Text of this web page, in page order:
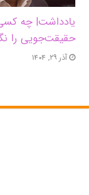
یادداشت| ‌چه
حقیقت‌جویی را
آذر ۲۹, ۱۴۰۴